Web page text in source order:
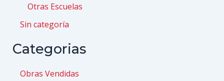
Otras Escuelas
Sin categoría
Categorias
Obras Vendidas